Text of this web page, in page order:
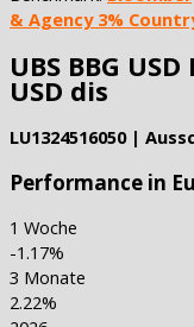
& Agency 3%
UBS BBG
USD dis
LU1324516050 |
Performance in
1 Woche
-1.17%
3 Monate
2.22%